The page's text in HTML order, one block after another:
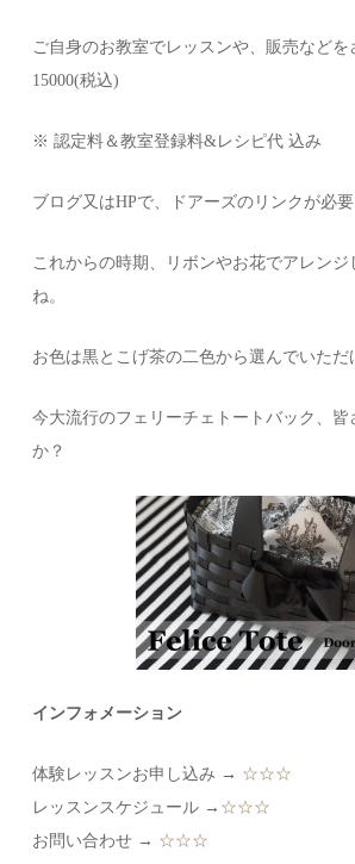
ご自身のお教室でレッスンや、販売など
15000(税込)
※ 認定料＆教室登録料&レシピ代 込み
ブログ又はHPで、ドアーズのリンクが必要
これからの時期、リボンやお花でアレンジ
ね。
お色は黒とこげ茶の二色から選んでいただ
今大流行のフェリーチェトートバック、皆
か？
インフォメーション
体験レッスンお申し込み → ☆☆☆
レッスンスケジュール → ☆☆☆
お問い合わせ → ☆☆☆